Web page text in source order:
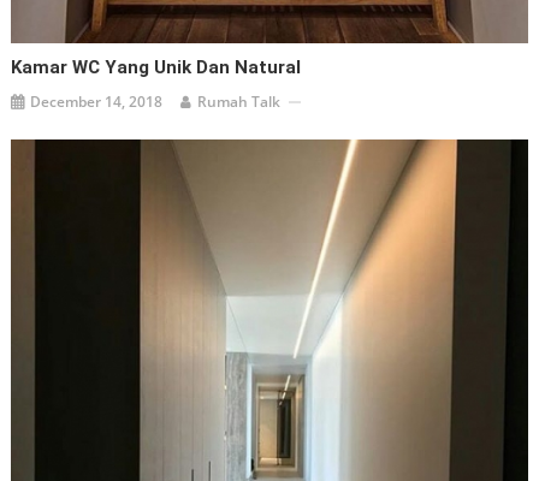
Kamar WC Yang Unik Dan Natural
December 14, 2018 Rumah Talk